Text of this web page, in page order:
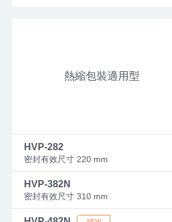
熱縮包裝適用型
HVP-282
密封有效尺寸 220 mm
HVP-382N
密封有效尺寸 310 mm